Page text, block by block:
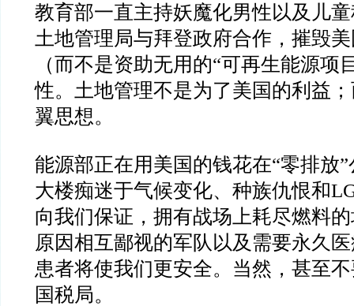
教育部一直主持妖魔化男性以及儿
土地管理局与拜登政府合作，摧毁
（而不是资助无用的“可再生能源项
性。土地管理不是为了美国的利益
翼思想。
能源部正在用美国的钱花在“零排放”
大楼痴迷于气候变化、种族仇恨和
向我们保证，拥有战场上耗尽燃料
原因相互鄙视的军队以及需要永久
患者将使我们更安全。当然，甚至
国税局。